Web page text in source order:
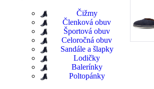
Čižmy
Členková obuv
Športová obuv
Celoročná obuv
Sandále a šlapky
Lodičky
Balerínky
Poltopánky